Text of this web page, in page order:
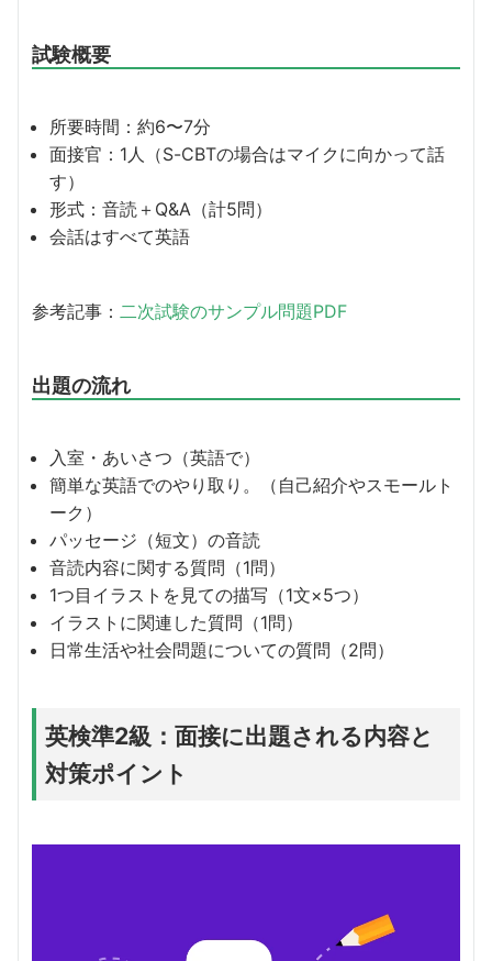
試験概要
所要時間：約6〜7分
面接官：1人（S-CBTの場合はマイクに向かって話
す）
形式：音読＋Q&A（計5問）
会話はすべて英語
参考記事： 二次試験のサンプル問題PDF
出題の流れ
入室・あいさつ（英語で）
簡単な英語でのやり取り。（自己紹介やスモールト
ーク）
パッセージ（短文）の音読
音読内容に関する質問（1問）
1つ目イラストを見ての描写（1文×5つ）
イラストに関連した質問（1問）
日常生活や社会問題についての質問（2問）
英検準2級：面接に出題される内容と
対策ポイント